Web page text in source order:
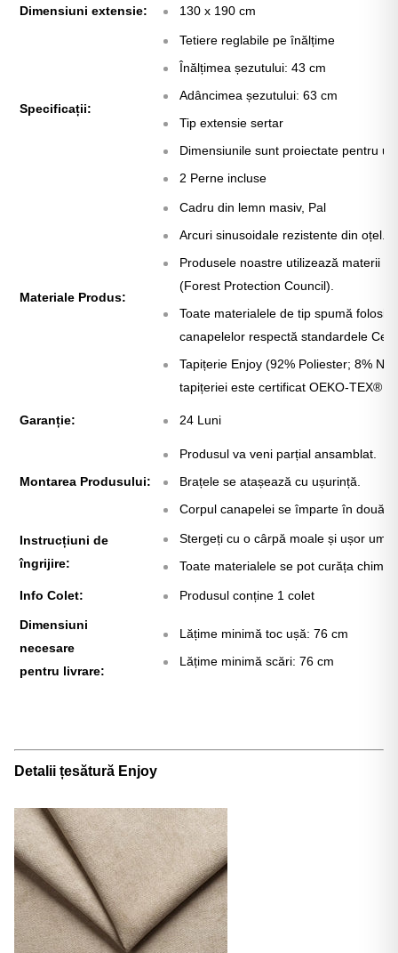
Dimensiuni extensie: 130 x 190 cm
Specificații:
Tetiere reglabile pe înălțime
Înălțimea șezutului: 43 cm
Adâncimea șezutului: 63 cm
Tip extensie sertar
Dimensiunile sunt proiectate pentru
2 Perne incluse
Materiale Produs:
Cadru din lemn masiv, Pal
Arcuri sinusoidale rezistente din oțel.
Produsele noastre utilizează materii
(Forest Protection Council).
Toate materialele de tip spumă
canapelelor respectă standardele
Tapițerie Enjoy (92% Poliester; 8%
tapițeriei este certificat OEKO-TEX®
Garanție: 24 Luni
Montarea Produsului:
Produsul va veni parțial ansamblat.
Brațele se atașează cu ușurință.
Corpul canapelei se împarte în două
Instrucțiuni de
îngrijire:
Stergeți cu o cârpă moale și ușor
Toate materialele se pot curăța chimic.
Info Colet: Produsul conține 1 colet
Dimensiuni
necesare
pentru livrare:
Lățime minimă toc ușă: 76 cm
Lățime minimă scări: 76 cm
Detalii țesătură Enjoy